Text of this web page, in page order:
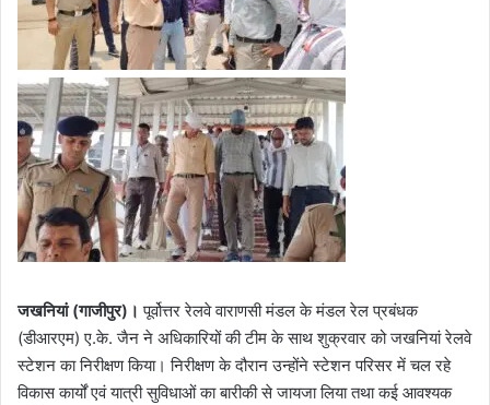
जखनियां (गाजीपुर)। पूर्वोत्तर रेलवे वाराणसी मंडल के मंडल रेल प्रबंधक
(डीआरएम) ए.के. जैन ने अधिकारियों की टीम के साथ शुक्रवार को जखनियां रेलवे
स्टेशन का निरीक्षण किया। निरीक्षण के दौरान उन्होंने स्टेशन परिसर में चल रहे
विकास कार्यों एवं यात्री सुविधाओं का बारीकी से जायजा लिया तथा कई आवश्यक